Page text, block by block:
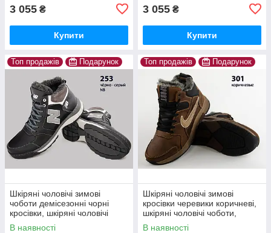
3 055 ₴
Купити
3 055 ₴
Купити
Топ продажів Подарунок
Шкіряні чоловічі зимові
чоботи демісезонні чорні
кросівки, шкіряні чоловічі
чоботи, спортивні черевики
В наявності
Топ продажів Подарунок
Шкіряні чоловічі зимові
кросівки черевики коричневі,
шкіряні чоловічі чоботи,
спортивні черевики
В наявності